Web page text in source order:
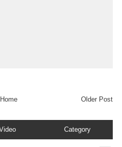
Older Post
Home
Category